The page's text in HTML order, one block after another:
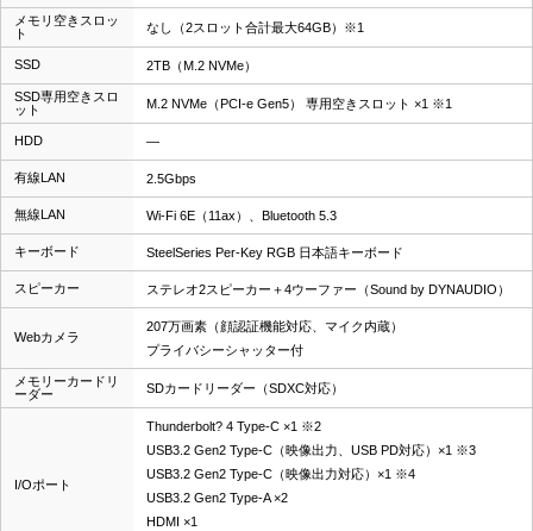
メモリ空きスロッ
ト
なし（2スロット合計最大64GB）※1
SSD 2TB（M.2 NVMe）
SSD専用空きスロ
ット
M.2 NVMe（PCI-e Gen5） 専用空きスロット ×1 ※1
HDD ―
有線LAN 2.5Gbps
無線LAN Wi-Fi 6E（11ax）、Bluetooth 5.3
キーボード SteelSeries Per-Key RGB 日本語キーボード
スピーカー ステレオ2スピーカー＋4ウーファー（Sound by DYNAUDIO）
Webカメラ
207万画素（顔認証機能対応、マイク内蔵）
プライバシーシャッター付
メモリーカードリ
ーダー
SDカードリーダー（SDXC対応）
I/Oポート
Thunderbolt? 4 Type-C ×1 ※2
USB3.2 Gen2 Type-C（映像出力、USB PD対応）×1 ※3
USB3.2 Gen2 Type-C（映像出力対応）×1 ※4
USB3.2 Gen2 Type-A ×2
HDMI ×1